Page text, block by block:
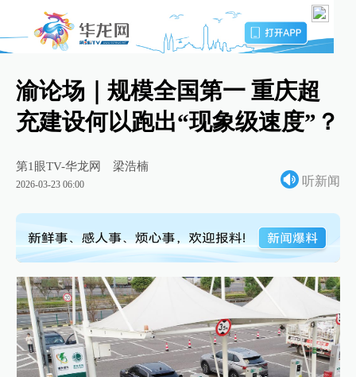
渝论场｜规模全国第一 重庆超
充建设何以跑出“现象级速度”？
第1眼TV-华龙网 梁浩楠
2026-03-23 06:00 听新闻